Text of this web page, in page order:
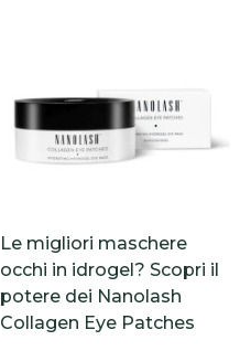
Le migliori maschere
occhi in idrogel? Scopri il
potere dei Nanolash
Collagen Eye Patches